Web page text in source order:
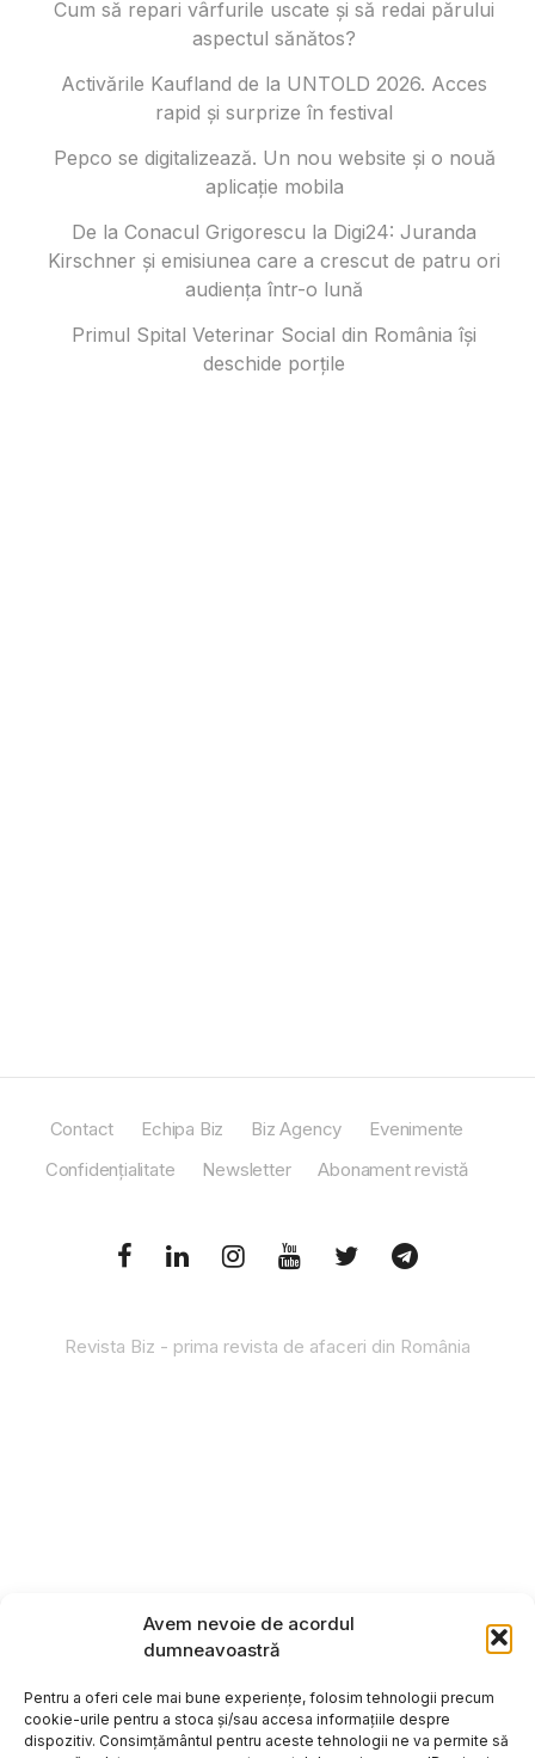
Avem nevoie de acordul
dumneavoastră
Pentru a oferi cele mai bune experiențe, folosim tehnologii precum
cookie-urile pentru a stoca și/sau accesa informațiile despre
dispozitiv. Consimțământul pentru aceste tehnologii ne va permite să
Cum să repari vârfurile uscate și să redai părului
aspectul sănătos?
Activările Kaufland de la UNTOLD 2026. Acces
rapid și surprize în festival
Pepco se digitalizează. Un nou website și o nouă
aplicație mobila
De la Conacul Grigorescu la Digi24: Juranda
Kirschner și emisiunea care a crescut de patru ori
audiența într-o lună
Primul Spital Veterinar Social din România își
deschide porțile
Contact Echipa Biz Biz Agency
Evenimente
Confidențialitate
Newsletter Abonament revistă
Revista Biz - prima revista de afaceri din România